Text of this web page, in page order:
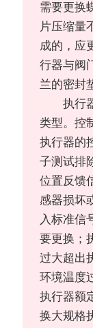
需要更换
片压缩量
成的，应
行器与阀
兰的密封
执行
类型。控
执行器的
子测试排
位置反馈
感器损坏
入标准信
要更换；
过大超出
环境温度
执行器额
换大规格